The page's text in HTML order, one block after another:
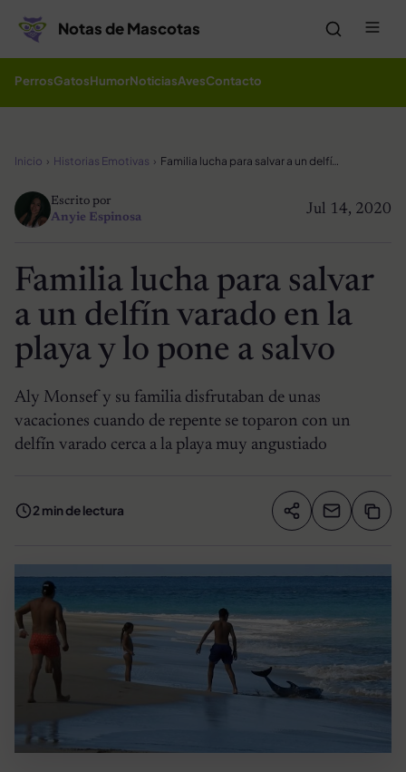
Notas de Mascotas
PerrosGatosHumorNoticiasAvesContacto
Inicio Historias Emotivas Familia lucha para salvar a un delfín varado en la playa y lo pone a salvo
Jul 14, 2020
Escrito por
Anyie Espinosa
Familia lucha para salvar
a un delfín varado en la
playa y lo pone a salvo
Aly Monsef y su familia disfrutaban de unas
vacaciones cuando de repente se toparon con un
delfín varado cerca a la playa muy angustiado
2 min de lectura Compartir